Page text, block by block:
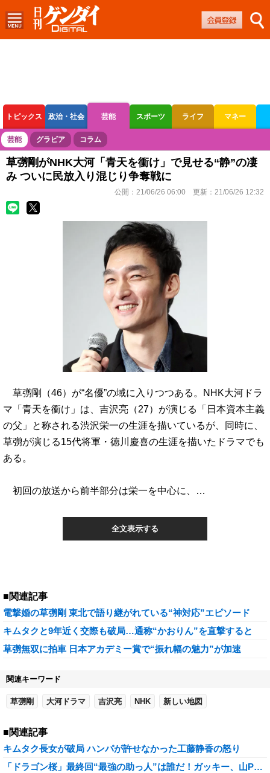
トピックス 政治・社会 芸能 スポーツ ライフ マネー
ボートレース 競輪 オートレース
芸能 グラビア コラム
草彅剛がNHK大河「青天を衝け」で見せる“静”の凄
み ついに民放入り混じり争奪戦に
公開： 21/06/26 06:00 更新： 21/06/26 12:32
草彅剛（46）が“名優”の域に入りつつある。NHK大河ドラ
マ「青天を衝け」は、吉沢亮（27）が演じる「日本資本主義
の父」と称される渋沢栄一の生涯を描いているが、同時に、
草彅が演じる15代将軍・徳川慶喜の生涯を描いたドラマでも
ある。
初回の放送から前半部分は栄一を中心に、…
全文表示する
■関連記事
電撃婚の草彅剛 東北で語り継がれている“神対応”エピソード
キムタクと9年近く交際も破局…通称“かおりん”を直撃すると
草彅無双に拍車 日本アカデミー賞で“振れ幅の魅力”が加速
関連キーワード
草彅剛 大河ドラマ 吉沢亮 NHK 新しい地図
■関連記事
キムタク長女が破局 ハンパが許せなかった工藤静香の怒り
「ドラゴン桜」最終回“最強の助っ人”は誰だ！ガッキー、山P…